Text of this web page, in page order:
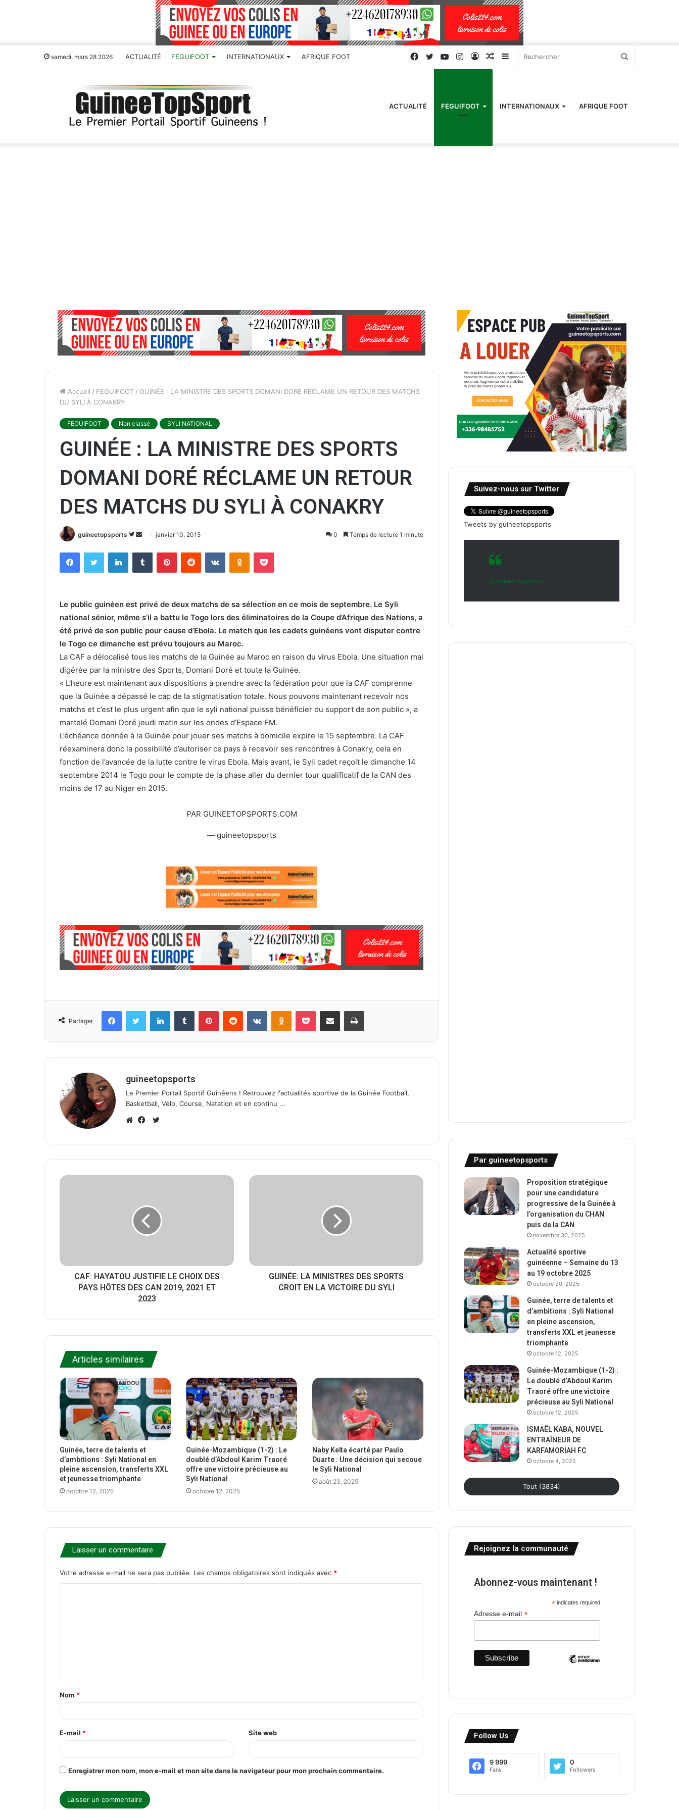
samedi, mars 28 2026 ACTUALITÉ FEGUIFOOT INTERNATIONAUX AFRIQUE FOOT Sidebar
latérale)
Article
Connexion
Instagram
YouTube
Twitter
Facebook
ACTUALITÉ FEGUIFOOT INTERNATIONAUX AFRIQUE FOOT
Accueil / FEGUIFOOT / GUINÉE : LA MINISTRE DES SPORTS DOMANI DORÉ RÉCLAME UN RETOUR DES MATCHS
DU SYLI À CONAKRY
FEGUIFOOT Non classé SYLI NATIONAL
GUINÉE : LA MINISTRE DES SPORTS
DOMANI DORÉ RÉCLAME UN RETOUR
DES MATCHS DU SYLI À CONAKRY
guineetopsports
S
v
s
u
r
T
w
i
t
v
o
r
u
n
c
o
u
r
janvier 10, 2015 0 Temps de lecture 1 minute
Le public guinéen est privé de deux matchs de sa sélection en ce mois de septembre. Le Syli
national sénior, même s’il a battu le Togo lors des éliminatoires de la Coupe d’Afrique des Nations, a
été privé de son public pour cause d’Ebola. Le match que les cadets guinéens vont disputer contre
le Togo ce dimanche est prévu toujours au Maroc.
La CAF a délocalisé tous les matchs de la Guinée au Maroc en raison du virus Ebola. Une situation mal
digérée par la ministre des Sports, Domani Doré et toute la Guinée.
« L’heure est maintenant aux dispositions à prendre avec la fédération pour que la CAF comprenne
que la Guinée a dépassé le cap de la stigmatisation totale. Nous pouvons maintenant recevoir nos
matchs et c’est le plus urgent afin que le syli national puisse bénéficier du support de son public », a
martelé Domani Doré jeudi matin sur les ondes d’Espace FM.
L’échéance donnée à la Guinée pour jouer ses matchs à domicile expire le 15 septembre. La CAF
réexaminera donc la possibilité d’autoriser ce pays à recevoir ses rencontres à Conakry, cela en
fonction de l’avancée de la lutte contre le virus Ebola. Mais avant, le Syli cadet reçoit le dimanche 14
septembre 2014 le Togo pour le compte de la phase aller du dernier tour qualificatif de la CAN des
moins de 17 au Niger en 2015.
PAR GUINEETOPSPORTS.COM
— guineetopsports
Partager
guineetopsports
Le Premier Portail Sportif Guinéens ! Retrouvez l'actualités sportive de la Guinée Football,
Basketball, Vélo, Course, Natation et en continu ...
e
a
o
k
i
CAF: HAYATOU JUSTIFIE LE CHOIX DES
PAYS HÔTES DES CAN 2019, 2021 ET
2023
GUINÉE: LA MINISTRES DES SPORTS
CROIT EN LA VICTOIRE DU SYLI
Articles similaires
Guinée, terre de talents et
d’ambitions : Syli National en
pleine ascension, transferts XXL
et jeunesse triomphante
octobre 12, 2025
Guinée-Mozambique (1-2) : Le
doublé d’Abdoul Karim Traoré
offre une victoire précieuse au
Syli National
octobre 12, 2025
Naby Keïta écarté par Paulo
Duarte : Une décision qui secoue
le Syli National
août 23, 2025
Laisser un commentaire
Votre adresse e-mail ne sera pas publiée. Les champs obligatoires sont indiqués avec *
t
a
e
*
Nom *
E-mail * Site web
Enregistrer mon nom, mon e-mail et mon site dans le navigateur pour mon prochain commentaire.
Suivez-nous sur Twitter
Tweets by guineetopsports
Guineetopsports
Par guineetopsports
Proposition stratégique
pour une candidature
progressive de la Guinée à
l’organisation du CHAN
puis de la CAN
novembre 30, 2025
Actualité sportive
guinéenne – Semaine du 13
au 19 octobre 2025
octobre 20, 2025
Guinée, terre de talents et
d’ambitions : Syli National
en pleine ascension,
transferts XXL et jeunesse
triomphante
octobre 12, 2025
Guinée-Mozambique (1-2) :
Le doublé d’Abdoul Karim
Traoré offre une victoire
précieuse au Syli National
octobre 12, 2025
ISMAËL KABA, NOUVEL
ENTRAÎNEUR DE
KARFAMORIAH FC
octobre 4, 2025
Tout (3834)
Rejoignez la communauté
Abonnez-vous maintenant !
*indicates required
Adresse e-mail*
Follow Us
9 999
Fans
0
Followers